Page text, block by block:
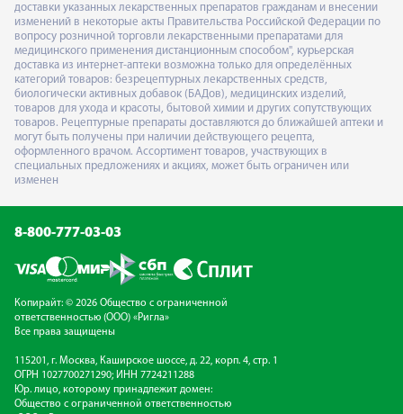
доставки указанных лекарственных препаратов гражданам и внесении
изменений в некоторые акты Правительства Российской Федерации по
вопросу розничной торговли лекарственными препаратами для
медицинского применения дистанционным способом", курьерская
доставка из интернет-аптеки возможна только для определённых
категорий товаров: безрецептурных лекарственных средств,
биологически активных добавок (БАДов), медицинских изделий,
товаров для ухода и красоты, бытовой химии и других сопутствующих
товаров. Рецептурные препараты доставляются до ближайшей аптеки и
могут быть получены при наличии действующего рецепта,
оформленного врачом. Ассортимент товаров, участвующих в
специальных предложениях и акциях, может быть ограничен или
изменен
8-800-777-03-03
Копирайт: © 2026 Общество с ограниченной
ответственностью (ООО) «Ригла»
Все права защищены
115201, г. Москва, Каширское шоссе, д. 22, корп. 4, стр. 1
ОГРН 1027700271290; ИНН 7724211288
Юр. лицо, которому принадлежит домен:
Общество с ограниченной ответственностью